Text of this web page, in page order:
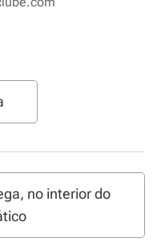
no interior do